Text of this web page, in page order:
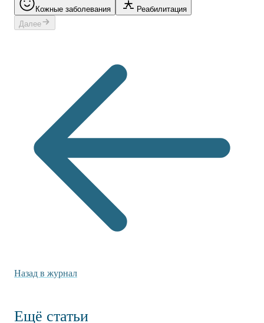
Кожные заболевания
Реабилитация
Далее
Назад в журнал
Ещё статьи